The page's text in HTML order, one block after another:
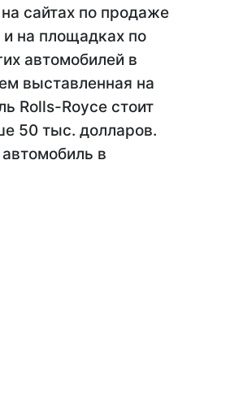
сайтах по продаже
на площадках по
автомобилей в
выставленная на
Rolls-Royce стоит
50 тыс. долларов.
в